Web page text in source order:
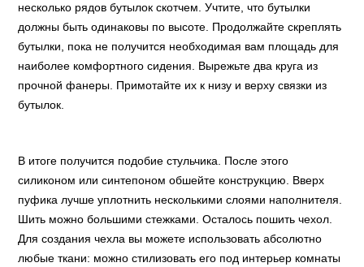
несколько рядов бутылок скотчем. Учтите, что бутылки
должны быть одинаковы по высоте. Продолжайте скреплять
бутылки, пока не получится необходимая вам площадь для
наиболее комфортного сидения. Вырежьте два круга из
прочной фанеры. Примотайте их к низу и верху связки из
бутылок.
В итоге получится подобие стульчика. После этого
силиконом или синтепоном обшейте конструкцию. Вверх
пуфика лучше уплотнить несколькими слоями наполнителя.
Шить можно большими стежками. Осталось пошить чехол.
Для создания чехла вы можете использовать абсолютно
любые ткани: можно стилизовать его под интерьер комнаты